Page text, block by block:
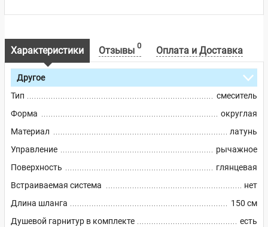
Характеристики Отзывы 0 Оплата и Доставка
Другое
Тип
смеситель
Форма
округлая
Материал
латунь
Управление
рычажное
Поверхность
глянцевая
Встраиваемая система
нет
Длина шланга
150 см
Душевой гарнитур в комплекте
есть